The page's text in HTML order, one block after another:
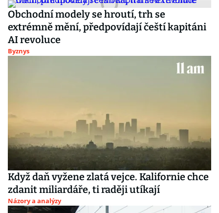
Obchodní modely se hroutí, trh se
extrémně mění, předpovídají čeští kapitáni
AI revoluce
Byznys
Když daň vyžene zlatá vejce. Kalifornie chce
zdanit miliardáře, ti raději utíkají
Názory a analýzy